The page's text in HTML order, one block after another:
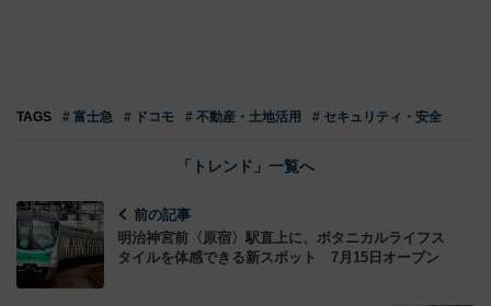
TAGS # 富士急 # ドコモ # 不動産・土地活用 # セキュリティ・安全
「トレンド」一覧へ
前の記事
明治神宮前〈原宿〉駅直上に、ボタニカルライフス
タイルを体感できる新スポット 7月15日オープン